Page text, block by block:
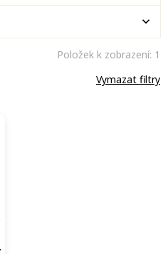
Vymazat filtry
Položek k zobrazení: 1